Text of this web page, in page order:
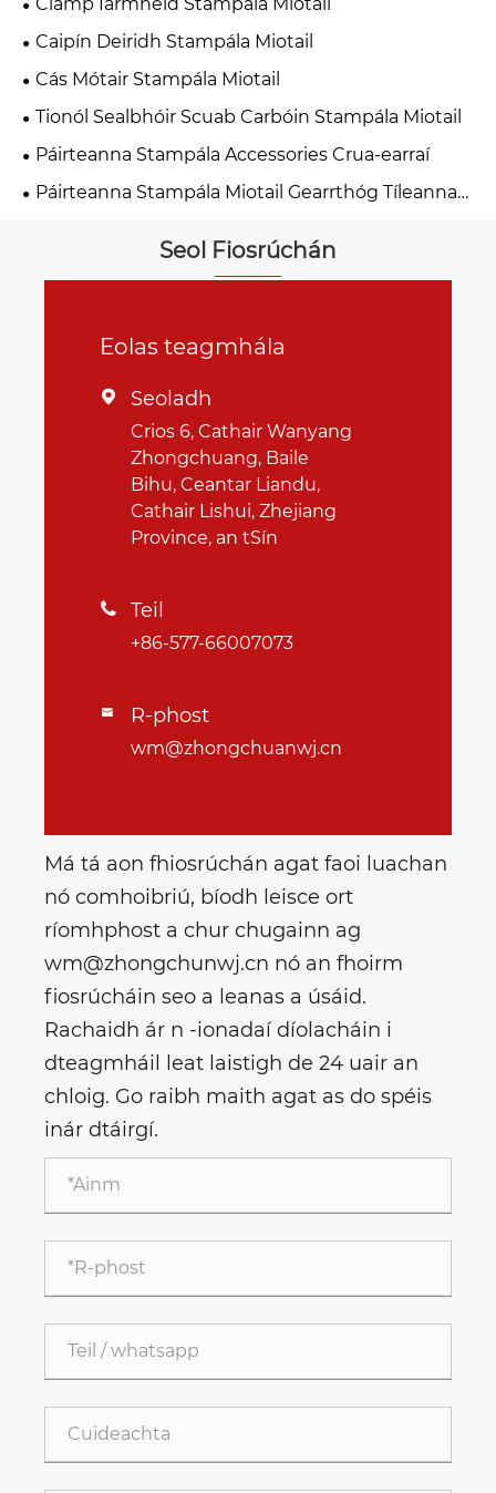
Caipín Deiridh Stampála Miotail
Cás Mótair Stampála Miotail
Tionól Sealbhóir Scuab Carbóin Stampála Miotail
Páirteanna Stampála Accessories Crua-earraí
Páirteanna Stampála Miotail Gearrthóg Tíleanna
Seol Fiosrúchán
Eolas teagmhála
 Seoladh
Crios 6, Cathair Wanyang
Zhongchuang, Baile
Bihu, Ceantar Liandu,
Cathair Lishui, Zhejiang
Province, an tSín
 Teil
+86-577-66007073
 R-phost
wm@zhongchuanwj.cn
Má tá aon fhiosrúchán agat faoi luachan
nó comhoibriú, bíodh leisce ort
ríomhphost a chur chugainn ag
wm@zhongchunwj.cn nó an fhoirm
fiosrúcháin seo a leanas a úsáid.
Rachaidh ár n -ionadaí díolacháin i
dteagmháil leat laistigh de 24 uair an
chloig. Go raibh maith agat as do spéis
inár dtáirgí.